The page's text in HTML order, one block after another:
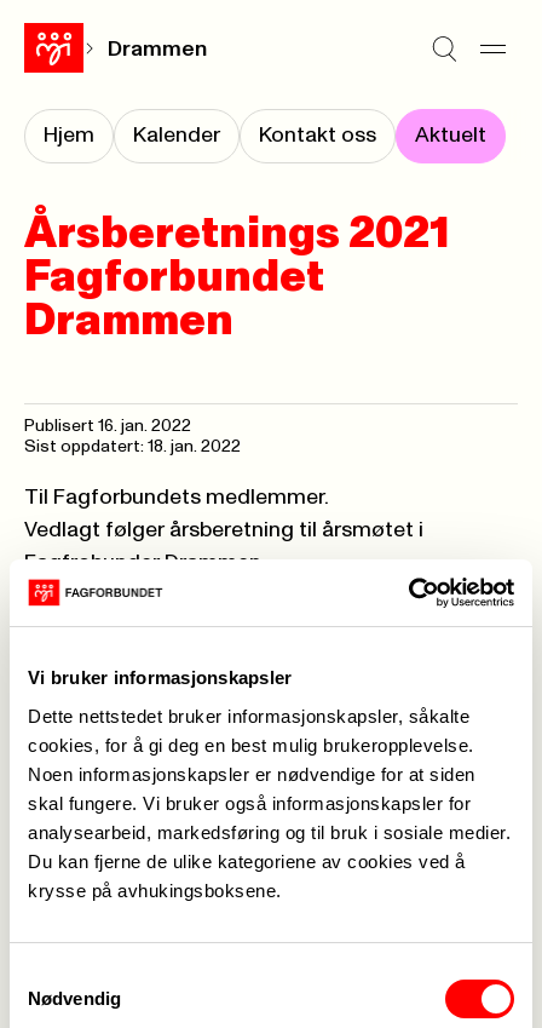
Vi bruker informasjonskapsler
Dette nettstedet bruker informasjonskapsler, såkalte
cookies, for å gi deg en best mulig brukeropplevelse.
Noen informasjonskapsler er nødvendige for at siden
skal fungere. Vi bruker også informasjonskapsler for
analysearbeid, markedsføring og til bruk i sosiale medier.
Du kan fjerne de ulike kategoriene av cookies ved å
krysse på avhukingsboksene.
Nødvendig
Drammen
Hjem Kalender Kontakt oss Aktuelt
Årsberetnings 2021
Fagforbundet
Drammen
Publisert 16. jan. 2022
Sist oppdatert: 18. jan. 2022
Til Fagforbundets medlemmer.
Vedlagt følger årsberetning til årsmøtet i
Fagfrobunder Drammen
27/1-2022.
Vedlegg
Årmøtepapirer for 2021.docx